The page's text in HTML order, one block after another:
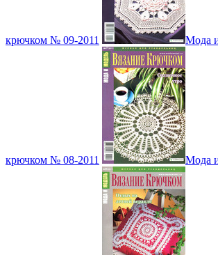
крючком № 09-2011 Мода
крючком № 08-2011 Мода